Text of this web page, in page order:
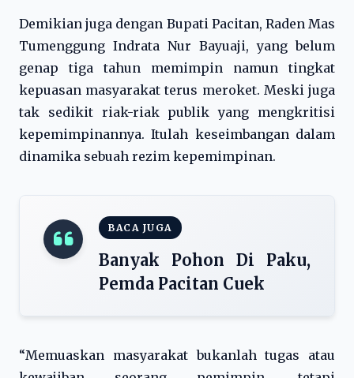
Demikian juga dengan Bupati Pacitan, Raden Mas
Tumenggung Indrata Nur Bayuaji, yang belum
genap tiga tahun memimpin namun tingkat
kepuasan masyarakat terus meroket. Meski juga
tak sedikit riak-riak publik yang mengkritisi
kepemimpinannya. Itulah keseimbangan dalam
dinamika sebuah rezim kepemimpinan.
BACA JUGA
Banyak Pohon Di Paku,
Pemda Pacitan Cuek
“Memuaskan masyarakat bukanlah tugas atau